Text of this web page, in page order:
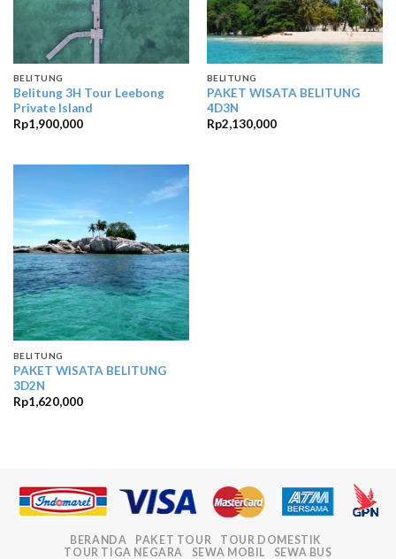
BELITUNG
Belitung 3H Tour Leebong
Private Island
Rp1,900,000
BELITUNG
PAKET WISATA BELITUNG
4D3N
Rp2,130,000
BELITUNG
PAKET WISATA BELITUNG
3D2N
Rp1,620,000
BERANDA PAKET TOUR
TOUR DOMESTIK
TOUR TIGA NEGARA
SEWA MOBIL
SEWA BUS